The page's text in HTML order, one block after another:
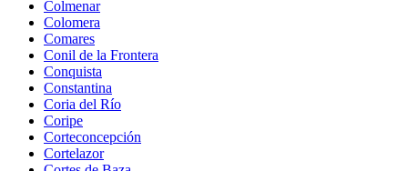
Colmenar
Colomera
Comares
Conil de la Frontera
Conquista
Constantina
Coria del Río
Coripe
Corteconcepción
Cortelazor